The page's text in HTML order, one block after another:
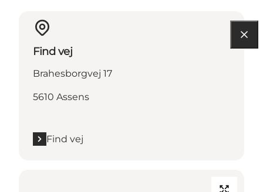
Find vej
Brahesborgvej 17
5610 Assens
Find vej